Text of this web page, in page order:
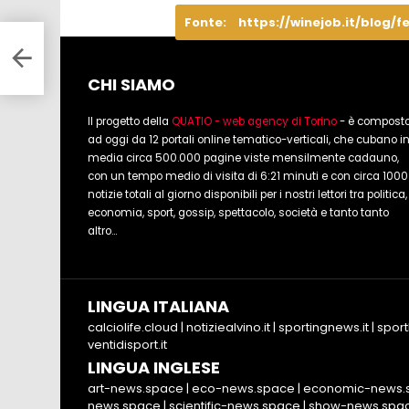
Fonte: https://winejob.it/blog/
CHI SIAMO
Il progetto della QUATIO - web agency di Torino- è
ad oggi da 12 portali online tematico-verticali, che cubano in
media circa 500.000 pagine viste mensilmente cadauno,
con un tempo medio di visita di 6:21 minuti e con circa 1000
notizie totali al giorno disponibili per i nostri lettori tra politica,
economia, sport, gossip, spettacolo, società e tanto tanto
altro...
LINGUA ITALIANA
calciolife.cloud | notiziealvino.it| sportingnews.it|
ventidisport.it
LINGUA INGLESE
art-news.space | eco-news.space | economic-